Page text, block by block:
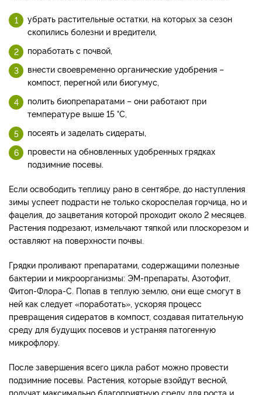
убрать растительные остатки, на которых за сезон
скопились болезни и вредители,
поработать с почвой,
внести своевременно органические удобрения –
компост, перегной или биогумус,
полить биопрепаратами – они работают при
температуре выше 15 °C,
посеять и заделать сидераты,
провести на обновленных удобренных грядках
подзимние посевы.
Если освободить теплицу рано в сентябре, до наступления
зимы успеет подрасти не только скороспелая горчица, но и
фацелия, до зацветания которой проходит около 2 месяцев.
Растения подрезают, измельчают тяпкой или плоскорезом и
оставляют на поверхности почвы.
Грядки проливают препаратами, содержащими полезные
бактерии и микроорганизмы: ЭМ-препараты, Азотофит,
Фитоп-Флора-С. Попав в теплую землю, они еще смогут в
ней как следует «поработать», ускоряя процесс
превращения сидератов в компост, создавая питательную
среду для будущих посевов и устраняя патогенную
микрофлору.
После завершения всего цикла работ можно провести
подзимние посевы. Растения, которые взойдут весной,
получат максимально благоприятную среду для роста и